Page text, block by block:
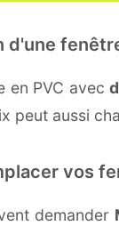
en PVC avec
peut aussi
vos
demander